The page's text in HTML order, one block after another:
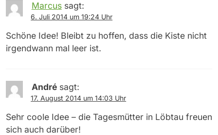
Marcus sagt:
6. Juli 2014 um 19:24 Uhr
Schöne Idee! Bleibt zu hoffen, dass die Kiste nicht
irgendwann mal leer ist.
André sagt:
17. August 2014 um 14:03 Uhr
Sehr coole Idee – die Tagesmütter in Löbtau freuen
sich auch darüber!